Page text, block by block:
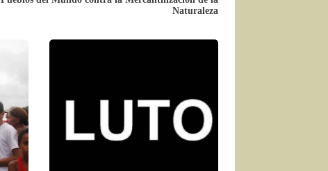
Naturaleza